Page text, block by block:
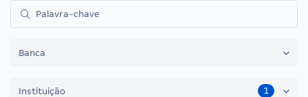
Banca
Instituição 1